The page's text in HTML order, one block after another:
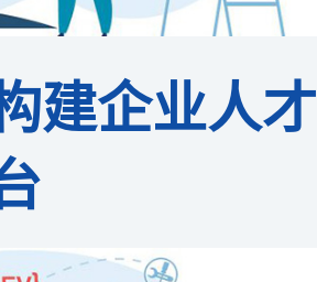
建企业人才